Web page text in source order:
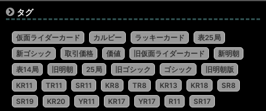
タグ
仮面ライダーカード カルビー ラッキーカード
表25局
新ゴシック
取引価格 価値 旧仮面ライダーカード
新明朝
表14局
旧明朝 25局 旧ゴシック ゴシック
旧明朝版
KR11
TR11 SR11 KR8 TR8 KR13 KR18
SR8
SR19
KR20 YR11 KR17 YR17 R11 SR17